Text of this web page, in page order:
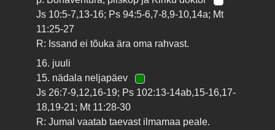
Js 10:5-7,13-16; Ps 94:5-6,7-8,9-10,14a; Mt
11:25-27
R: Issand ei tõuka ära oma rahvast.
16. juuli
15. nädala neljapäev
Js 26:7-9,12,16-19; Ps 102:13-14ab,15-16,17-
18,19-21; Mt 11:28-30
R: Jumal vaatab taevast ilmamaa peale.